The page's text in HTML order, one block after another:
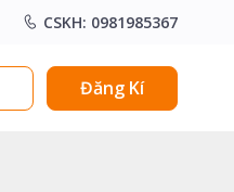
CSKH: 0981985367
Đăng Kí